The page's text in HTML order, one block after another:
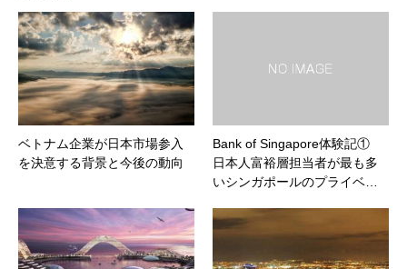
ベトナム企業が日本市場参入
を決意する背景と今後の動向
Bank of Singapore体験記①
日本人富裕層担当者が最も多
いシンガポールのプライベ…